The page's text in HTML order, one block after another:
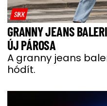
SIKK
GRANNY JEANS
ÚJ PÁROSA
A granny jeans
hódít.